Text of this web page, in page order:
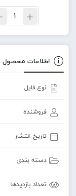
اطلاعات محصول
نوع فایل
فروشنده
تاریخ انتشار
دسته بندی
تعداد بازدیدها